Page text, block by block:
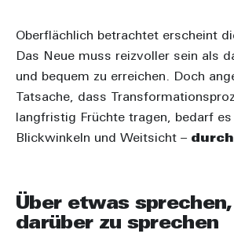
Oberflächlich betrachtet erscheint
Das Neue muss reizvoller sein als
und bequem zu erreichen. Doch
Tatsache, dass
langfristig Früchte tragen, bedarf es
Blickwinkeln und Weitsicht –
Über etwas
darüber zu sprechen